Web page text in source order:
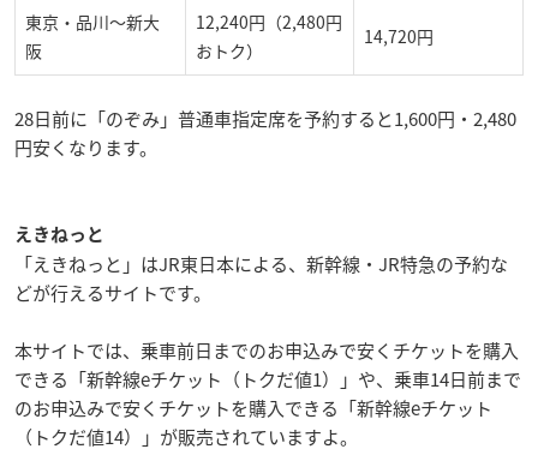
東京・品川～新大
阪
12,240円（2,480円
おトク）
14,720円
28日前に「のぞみ」普通車指定席を予約すると1,600円・2,480
円安くなります。
えきねっと
「えきねっと」はJR東日本による、新幹線・JR特急の予約な
どが行えるサイトです。
本サイトでは、乗車前日までのお申込みで安くチケットを購入
できる「新幹線eチケット（トクだ値1）」や、乗車14日前まで
のお申込みで安くチケットを購入できる「新幹線eチケット
（トクだ値14）」が販売されていますよ。